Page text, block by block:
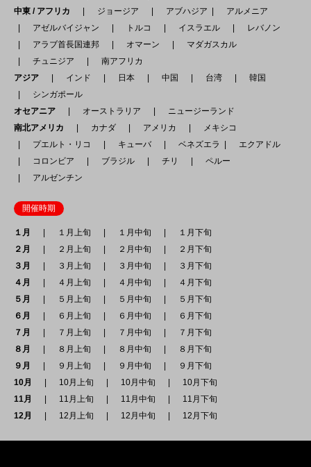
中東 / アフリカ
ジョージア アブハジア
アルメニア
アゼルバイジャン
トルコ イスラエル
レバノン
アラブ首長国連邦
オマーン
マダガスカル
チュニジア
南アフリカ
アジア
インド 日本 中国 台湾
韓国
シンガポール
オセアニア
オーストラリア
ニュージーランド
南北アメリカ
カナダ アメリカ
メキシコ
プエルト・リコ
キューバ ベネズエラ
エクアドル
コロンビア
ブラジル チリ
ペルー
アルゼンチン
開催時期
１月 １月上旬 １月中旬
１月下旬
２月
２月上旬 ２月中旬
２月下旬
３月
３月上旬 ３月中旬
３月下旬
４月
４月上旬 ４月中旬
４月下旬
５月
５月上旬 ５月中旬
５月下旬
６月
６月上旬 ６月中旬
６月下旬
７月
７月上旬 ７月中旬
７月下旬
８月
８月上旬 ８月中旬
８月下旬
９月
９月上旬 ９月中旬
９月下旬
10月
10月上旬 10月中旬
10月下旬
11月
11月上旬 11月中旬
11月下旬
12月
12月上旬 12月中旬 12月下旬